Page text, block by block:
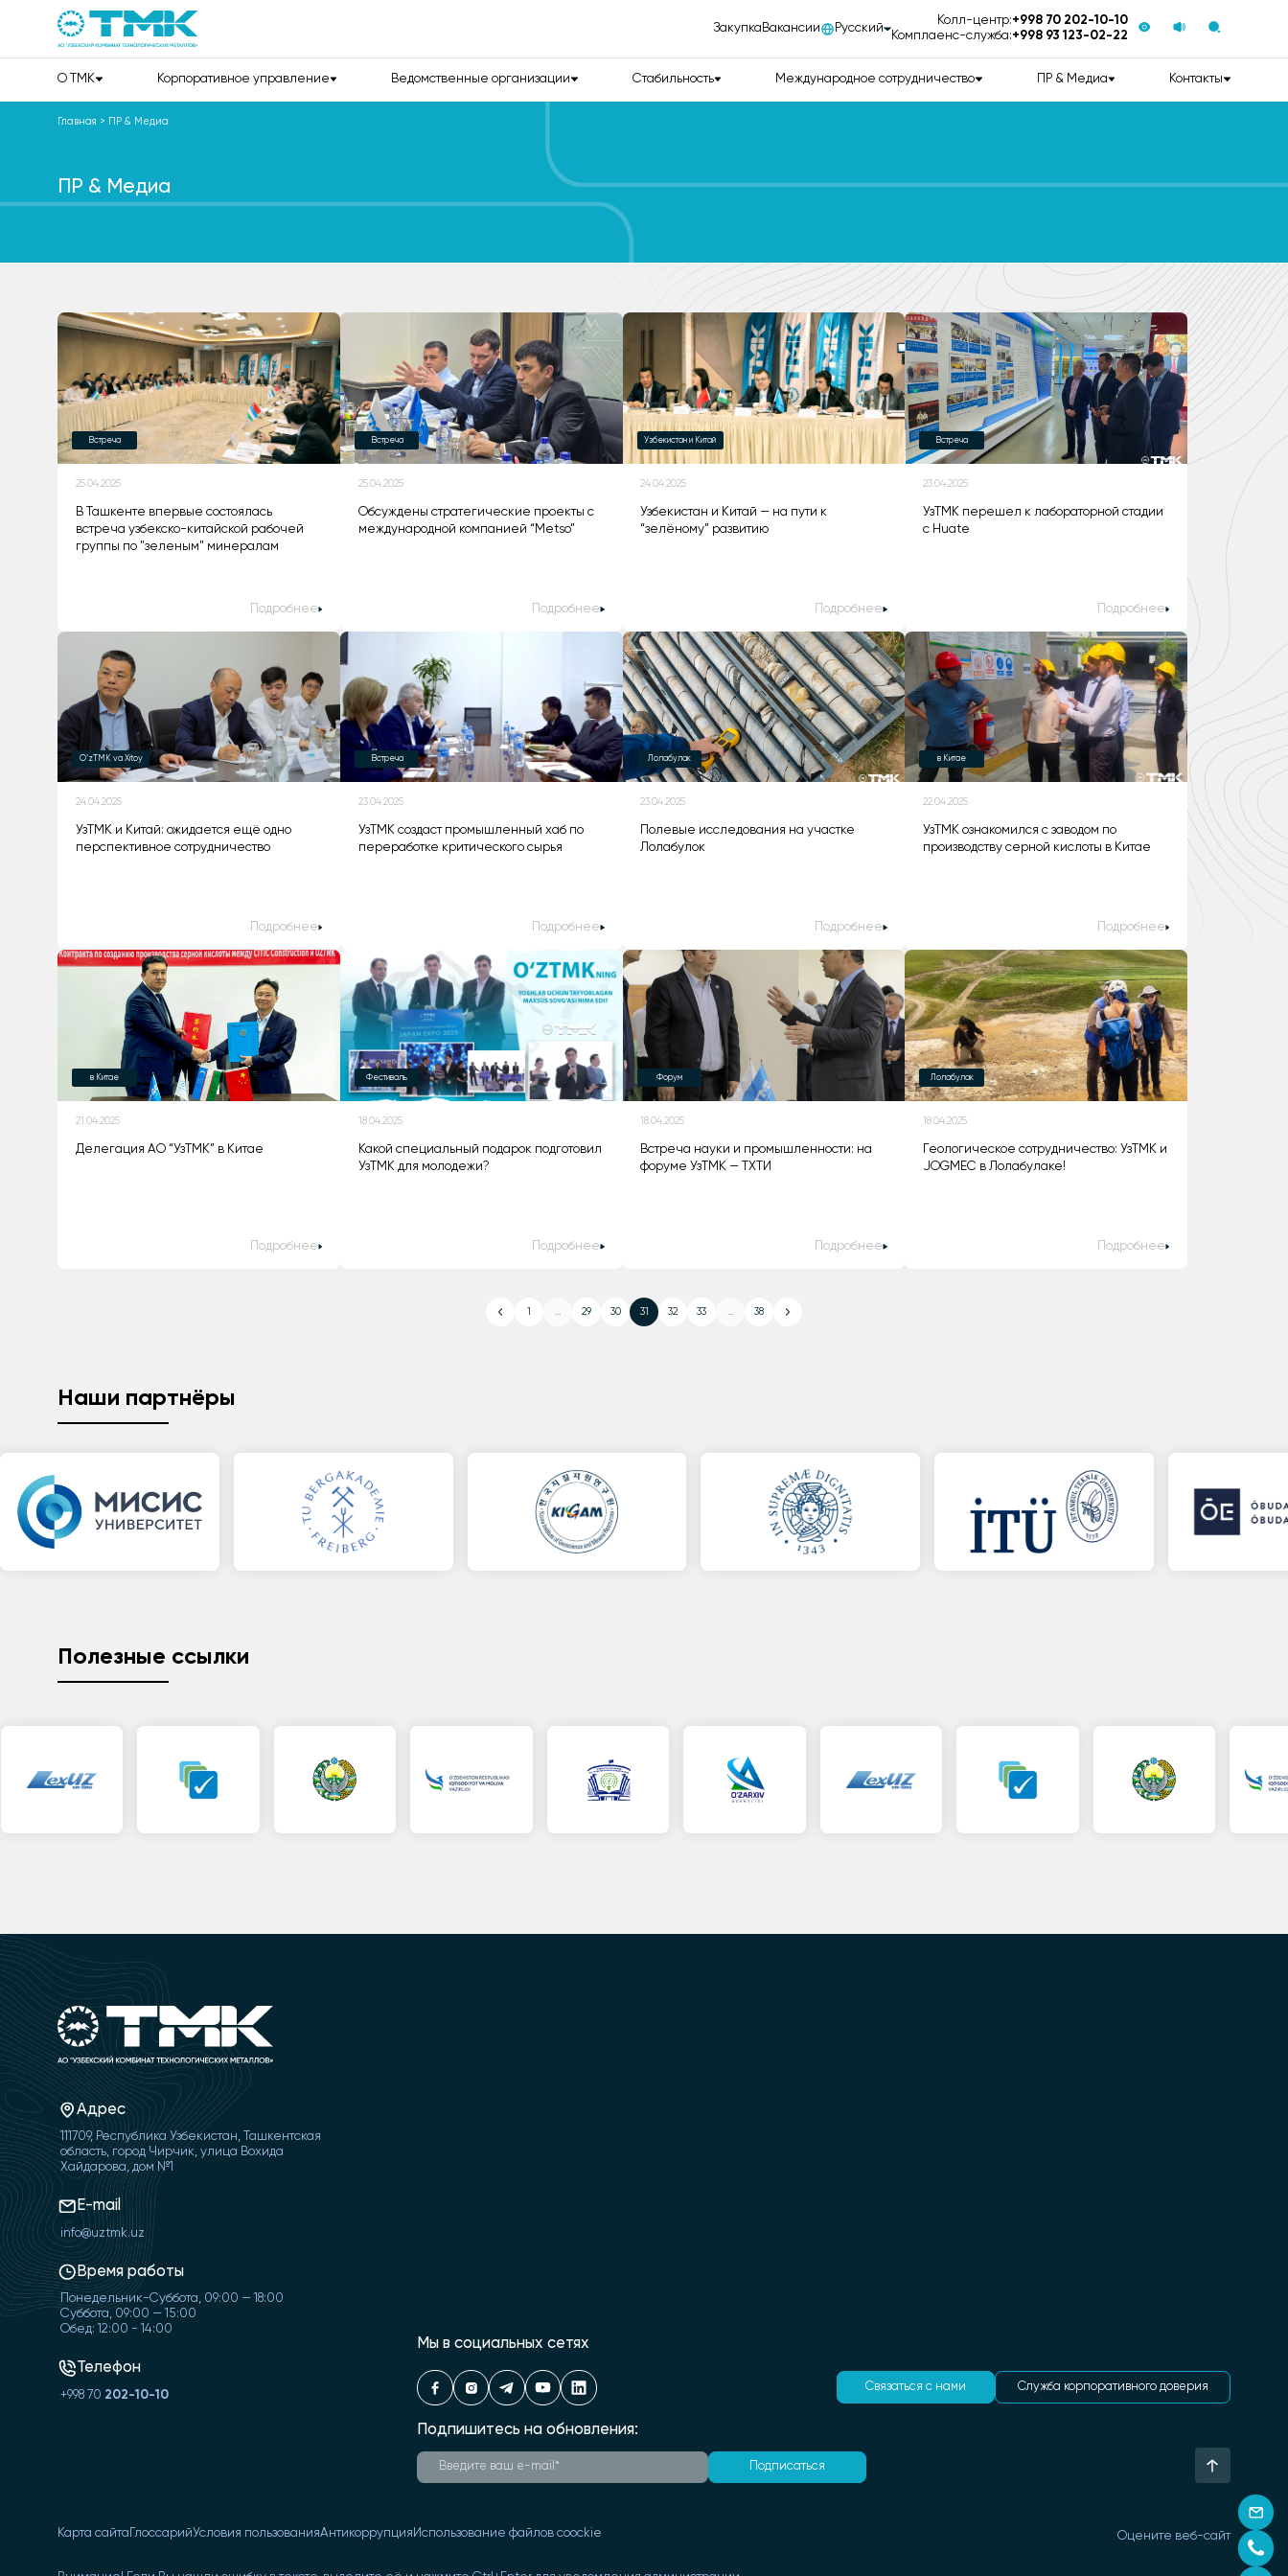
Закупка Вакансии Русский
Колл-центр:+998 70 202-10-10
Комплаенс-служба:+998 93 123-02-22
О TMK Корпоративное управление Ведомственные организации Стабильность Международное сотрудничество ПР & Медиа Контакты
Главная > ПР & Медиа
ПР & Медиа
Встреча
25.04.2025
В Ташкенте впервые состоялась
встреча узбекско-китайской рабочей
группы по "зеленым" минералам
Подробнее
Встреча
25.04.2025
Обсуждены стратегические проекты с
международной компанией “Metso”
Подробнее
Узбекистан и Китай
24.04.2025
Узбекистан и Китай — на пути к
“зелёному” развитию
Подробнее
Встреча
23.04.2025
УзТМК перешел к лабораторной стадии
с Huate
Подробнее
O‘zTMK va Xitoy
24.04.2025
УзТМК и Китай: ожидается ещё одно
перспективное сотрудничество
Подробнее
Встреча
23.04.2025
УзТМК создаст промышленный хаб по
переработке критического сырья
Подробнее
Лолабулак
23.04.2025
Полевые исследования на участке
Лолабулок
Подробнее
в Китае
22.04.2025
УзТМК ознакомился с заводом по
производству серной кислоты в Китае
Подробнее
в Китае
21.04.2025
Делегация АО “УзТМК” в Китае
Подробнее
Фестиваль
18.04.2025
Какой специальный подарок подготовил
УзТМК для молодежи?
Подробнее
Форум
18.04.2025
Встреча науки и промышленности: на
форуме УзТМК — ТХТИ
Подробнее
Лолабулак
18.04.2025
Геологическое сотрудничество: УзТМК и
JOGMEC в Лолабулаке!
Подробнее
1 29 30 31 32 33 38
Наши партнёры
Полезные ссылки
Адрес
111709, Республика Узбекистан, Ташкентская
область, город Чирчик, улица Вохида
Хайдарова, дом №1
E-mail
info@uztmk.uz
Время работы
Понедельник-Суббота, 09:00 — 18:00
Суббота, 09:00 — 15:00
Обед: 12:00 - 14:00
Телефон
+998 70 202-10-10
Мы в социальных сетях
Связаться с нами Служба корпоративного доверия
Подпишитесь на обновления:
Подписаться
Карта сайта ГлоссарийУсловия пользованияАнтикоррупция Использование файлов coockie Оцените веб-сайт